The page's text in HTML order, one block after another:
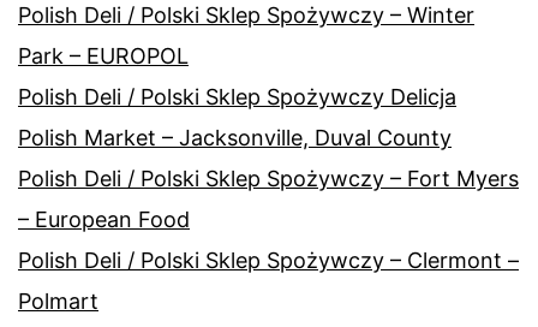
Polish Deli / Polski Sklep Spożywczy – Winter
Park – EUROPOL
Polish Deli / Polski Sklep Spożywczy Delicja
Polish Market – Jacksonville, Duval County
Polish Deli / Polski Sklep Spożywczy – Fort Myers
– European Food
Polish Deli / Polski Sklep Spożywczy – Clermont –
Polmart